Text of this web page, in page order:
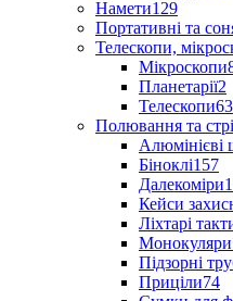
Намети129
Портативні та
Телескопи,
Мікроскопи
Планетарії2
Телескопи63
Полювання та
Алюмінієві
Біноклі157
Далекоміри
Кейси
Ліхтарі
Монокуляри
Підзорні
Приціли74